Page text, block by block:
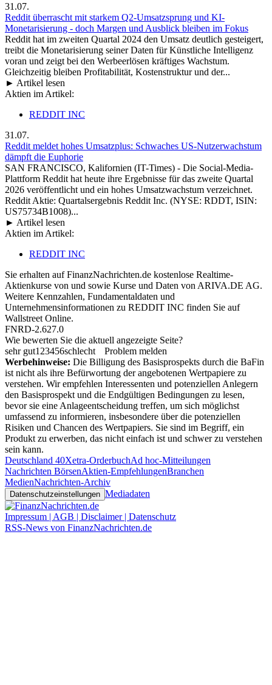
31.07.
Reddit überrascht mit starkem Q2-Umsatzsprung und KI-
Monetarisierung - doch Margen und Ausblick bleiben im Fokus
Reddit hat im zweiten Quartal 2024 den Umsatz deutlich gesteigert,
treibt die Monetarisierung seiner Daten für Künstliche Intelligenz
voran und zeigt bei den Werbeerlösen kräftiges Wachstum.
Gleichzeitig bleiben Profitabilität, Kostenstruktur und der...
► Artikel lesen
Aktien im Artikel:
REDDIT INC
31.07.
Reddit meldet hohes Umsatzplus: Schwaches US-Nutzerwachstum
dämpft die Euphorie
SAN FRANCISCO, Kalifornien (IT-Times) - Die Social-Media-
Plattform Reddit hat heute ihre Ergebnisse für das zweite Quartal
2026 veröffentlicht und ein hohes Umsatzwachstum verzeichnet.
Reddit Aktie: Quartalsergebnis Reddit Inc. (NYSE: RDDT, ISIN:
US75734B1008)...
► Artikel lesen
Aktien im Artikel:
REDDIT INC
Sie erhalten auf FinanzNachrichten.de kostenlose Realtime-
Aktienkurse von und sowie Kurse und Daten von ARIVA.DE AG.
Weitere Kennzahlen, Fundamentaldaten und
Unternehmensinformationen zu REDDIT INC finden Sie auf
Wallstreet Online.
FNRD-2.627.0
Wie bewerten Sie die aktuell angezeigte Seite?
sehr gut1 23456schlecht
Problem melden
Werbehinweise: Die Billigung des Basisprospekts durch die BaFin
ist nicht als ihre Befürwortung der angebotenen Wertpapiere zu
verstehen. Wir empfehlen Interessenten und potenziellen Anlegern
den Basisprospekt und die Endgültigen Bedingungen zu lesen,
bevor sie eine Anlageentscheidung treffen, um sich möglichst
umfassend zu informieren, insbesondere über die potenziellen
Risiken und Chancen des Wertpapiers. Sie sind im Begriff, ein
Produkt zu erwerben, das nicht einfach ist und schwer zu verstehen
sein kann.
Deutschland 40Xetra-OrderbuchAd hoc-Mitteilungen
Nachrichten BörsenAktien-EmpfehlungenBranchen
MedienNachrichten-Archiv
Datenschutzeinstellungen Mediadaten
Impressum | AGB | Disclaimer | Datenschutz
RSS-News von FinanzNachrichten.de